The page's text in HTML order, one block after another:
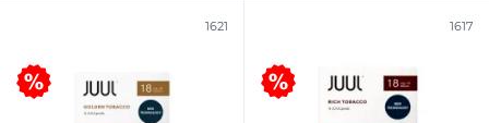
1621 1617